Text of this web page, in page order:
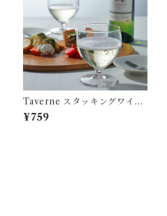
Taverne スタッキングワイン
グラス ガラス royal leerdam
i
¥759